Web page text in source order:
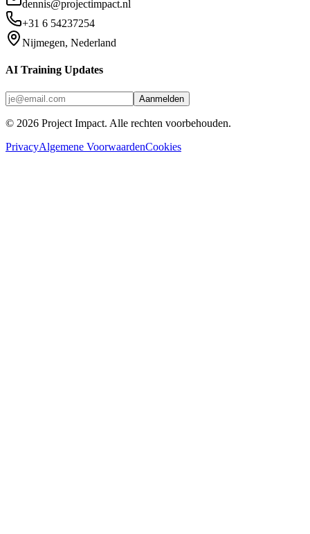
dennis@projectimpact.nl
+31 6 54237254
Nijmegen, Nederland
AI Training Updates
Aanmelden
© 2026 Project Impact. Alle rechten voorbehouden.
PrivacyAlgemene VoorwaardenCookies